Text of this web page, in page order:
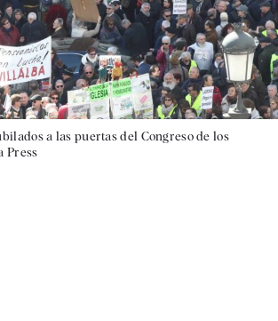
a las puertas del Congreso de los
Press